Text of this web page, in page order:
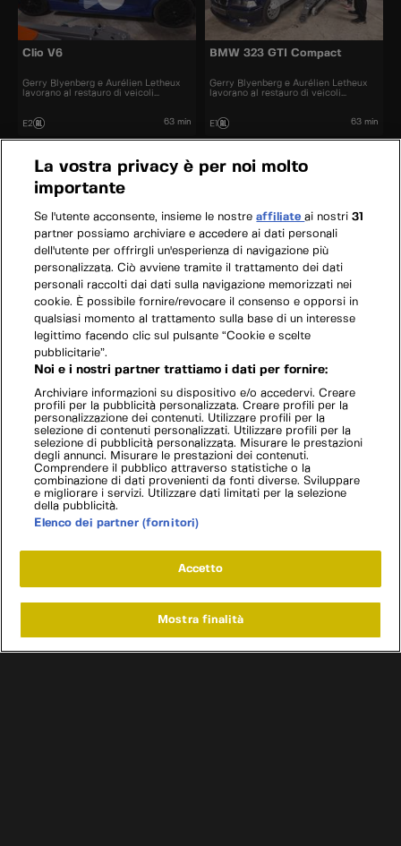
Clio V6
Gerry Blyenberg e Aurélien Letheux
lavorano al restauro di veicoli
E2 63 min
BMW 323 GTI Compact
Gerry Blyenberg e Aurélien Letheux
lavorano al restauro di veicoli
E1 63 min
La vostra privacy è per noi molto
importante
Se l'utente acconsente, insieme le nostreaffiliateai nostri31
partner possiamo archiviare e accedere ai dati personali
dell'utente per offrirgli un'esperienza di navigazione più
personalizzata. Ciò avviene tramite il trattamento dei dati
personali raccolti dai dati sulla navigazione memorizzati nei
cookie. È possibile fornire/revocare il consenso e opporsi in
qualsiasi momento al trattamento sulla base di un interesse
legittimo facendo clic sul pulsante “Cookie e scelte
pubblicitarie”.
Noi e i nostri partner trattiamo i dati per fornire:
Archiviare informazioni su dispositivo e/o accedervi. Creare
profili per la pubblicità personalizzata. Creare profili per la
personalizzazione dei contenuti. Utilizzare profili per la
selezione di contenuti personalizzati. Utilizzare profili per la
selezione di pubblicità personalizzata. Misurare le prestazioni
degli annunci. Misurare le prestazioni dei contenuti.
Comprendere il pubblico attraverso statistiche o la
combinazione di dati provenienti da fonti diverse. Sviluppare
e migliorare i servizi. Utilizzare dati limitati per la selezione
della pubblicità.
Elenco dei partner (fornitori)
Accetto
Mostra finalità